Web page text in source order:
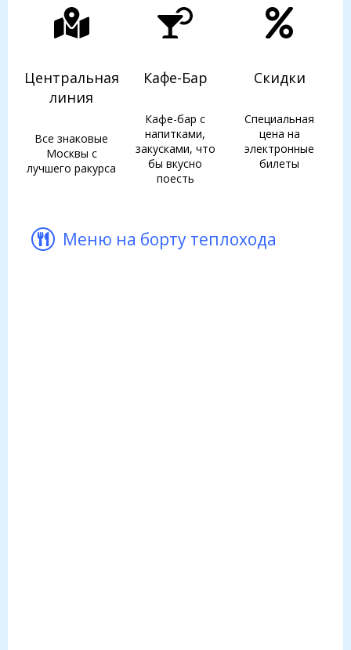
Центральная
линия
Все знаковые
Москвы с
лучшего ракурса
Кафе-Бар
Кафе-бар с
напитками,
закусками, что
бы вкусно
поесть
Скидки
Специальная
цена на
электронные
билеты
Меню на борту теплохода